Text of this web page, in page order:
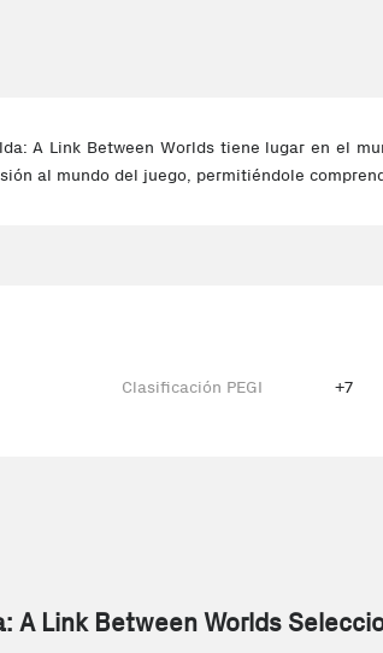
A Link Between Worlds tiene lugar en el
al mundo del juego, permitiéndole
Clasificación PEGI +7
A Link Between Worlds